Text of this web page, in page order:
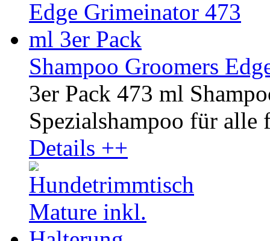
Shampoo Groomers
3er Pack 473 ml
Spezialshampoo für alle
Details ++